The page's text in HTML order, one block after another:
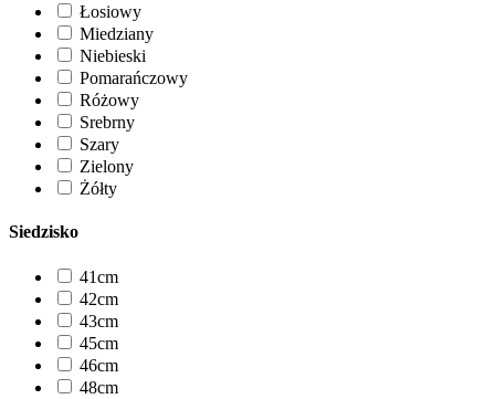
Łosiowy
Miedziany
Niebieski
Pomarańczowy
Różowy
Srebrny
Szary
Zielony
Żółty
Siedzisko
41cm
42cm
43cm
45cm
46cm
48cm